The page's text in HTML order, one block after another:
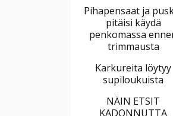
Pihapensaat ja
pitäisi käydä
penkomassa
trimmausta
Karkureita löytyy
supiloukuista
NÄIN ETSIT
KADONNUTTA